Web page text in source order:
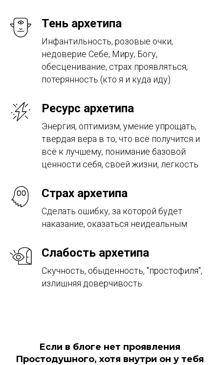
Тень архетипа
Инфантильность, розовые очки,
недоверие Себе, Миру, Богу,
обесценивание, страх проявляться,
потерянность (кто я и куда иду)
Ресурс архетипа
Энергия, оптимизм, умение упрощать,
твердая вера в то, что всё получится и
всё к лучшему, понимание базовой
ценности себя, своей жизни, легкость
Страх архетипа
Сделать ошибку, за которой будет
наказание, оказаться неидеальным
Слабость архетипа
Скучность, обыденность, "простофиля",
излишняя доверчивость
Если в блоге нет проявления
Простодушного, хотя внутри он у тебя